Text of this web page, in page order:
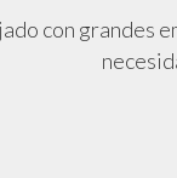
con grandes